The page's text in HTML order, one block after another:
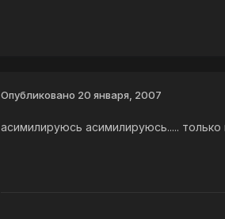
Опубликовано 20 января, 2007
асимилируюсь асимилируюсь.....